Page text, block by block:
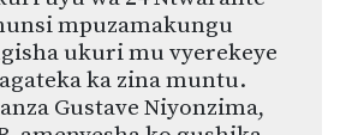
mpuzamakungu
ukuri mu vyerekeye
ka zina muntu.
Gustave Niyonzima,